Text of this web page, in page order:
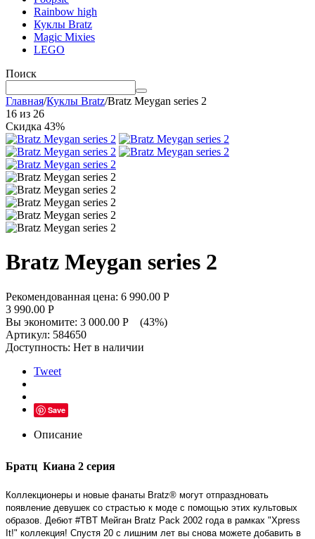
Rainbow high
Куклы Bratz
Magic Mixies
LEGO
Поиск
Главная/Куклы Bratz/Bratz Meygan series 2
16 из 26
Скидка 43%
Bratz Meygan series 2
Рекомендованная цена: 6 990.00 Р
3 990.00 Р
Вы экономите: 3 000.00 Р (43%)
Артикул: 584650
Доступность: Нет в наличии
Tweet
Save
Описание
Братц Киана 2 серия
Коллекционеры и новые фанаты Bratz® могут отпраздновать
появление девушек со страстью к моде с помощью этих культовых
образов. Дебют #TBT Мейган Bratz Pack 2002 года в рамках "Xpress
It!" коллекция! Спустя 20 с лишним лет вы снова можете добавить в